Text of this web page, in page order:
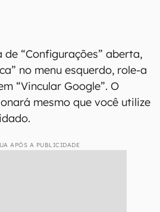
de “Configurações” aberta,
no menu esquerdo, role-a
“Vincular Google”. O
mesmo que você utilize
APÓS A PUBLICIDADE